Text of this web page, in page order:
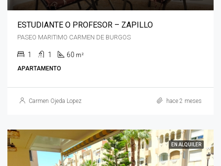
ESTUDIANTE O PROFESOR – ZAPILLO
PASEO MARITIMO CARMEN DE BURGOS
1 1 60 m²
APARTAMENTO
Carmen Ojeda Lopez hace 2 meses
EN ALQUILER